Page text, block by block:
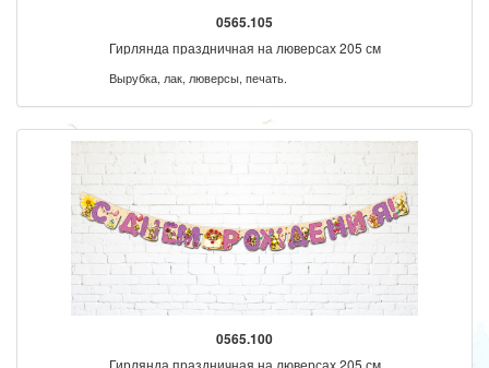
0565.105
Гирлянда праздничная на люверсах 205 см
Вырубка, лак, люверсы, печать.
0565.100
Гирлянда праздничная на люверсах 205 см